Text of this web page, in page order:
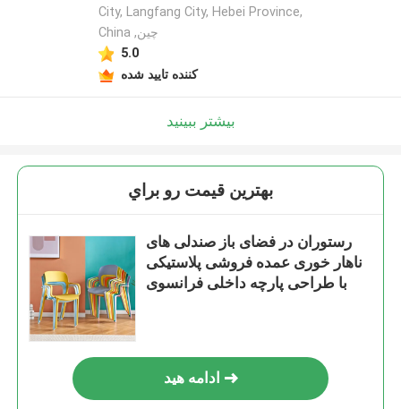
City, Langfang City, Hebei Province,
China ,چین
5.0
کننده تایید شده
بیشتر ببینید
بهترين قيمت رو براي
رستوران در فضای باز صندلی های
ناهار خوری عمده فروشی پلاستیکی
با طراحی پارچه داخلی فرانسوی
ادامه هید